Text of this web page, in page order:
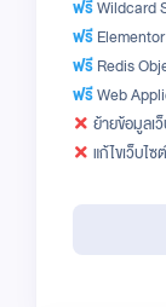
ฟรีWildcard
ฟรี
ฟรี Redis
ฟรีWeb
ย้ายข้อมูลเ
แก้ไขเว็บไ